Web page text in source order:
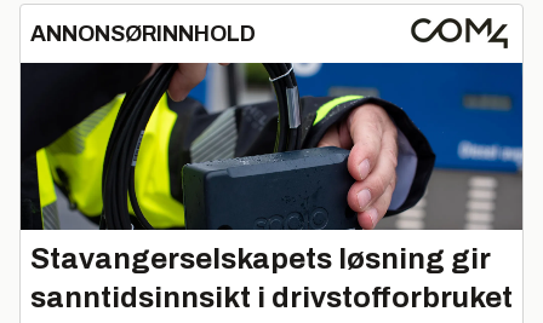
ANNONSØRINNHOLD
Stavangerselskapets løsning gir
sanntidsinnsikt i drivstofforbruket